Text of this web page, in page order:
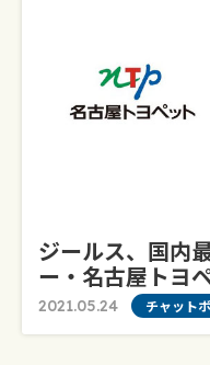
ジールス、国内
ー・名古屋トヨ
2021.05.24 チャット